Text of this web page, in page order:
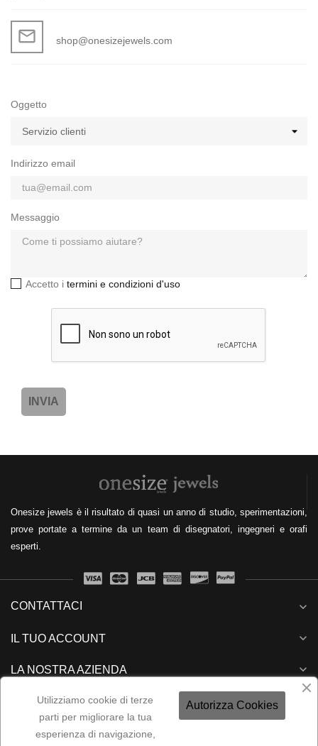
mail_outline shop@onesizejewels.com
Oggetto
Indirizzo email
Messaggio
Accetto i termini e condizioni d'uso
Onesize jewels è il risultato di quasi un anno di studio, sperimentazioni,
prove portate a termine da un team di disegnatori, ingegneri e orafi
esperti.
CONTATTACI expand_more
IL TUO ACCOUNT expand_more
LA NOSTRA AZIENDA expand_more
NEWSLETTER
Utilizziamo cookie di terze
parti per migliorare la tua
esperienza di navigazione,
Autorizza Cookies